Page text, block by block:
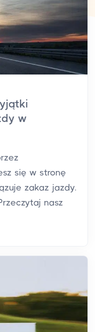
w
się w stronę
zakaz jazdy.
nasz